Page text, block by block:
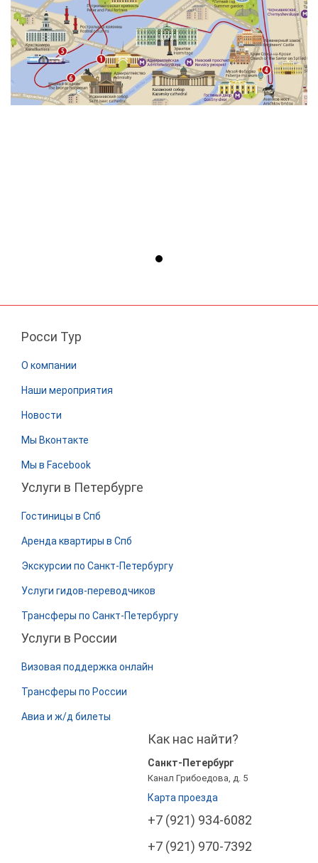
Росси Тур
О компании
Наши мероприятия
Новости
Мы Вконтакте
Мы в Facebook
Услуги в Петербурге
Гостиницы в Спб
Аренда квартиры в Спб
Экскурсии по Санкт-Петербургу
Услуги гидов-переводчиков
Трансферы по Санкт-Петербургу
Услуги в России
Визовая поддержка онлайн
Трансферы по России
Авиа и ж/д билеты
Как нас найти?
Санкт-Петербург
Канал Грибоедова, д. 5
Карта проезда
+7 (921) 934-6082
+7 (921) 970-7392